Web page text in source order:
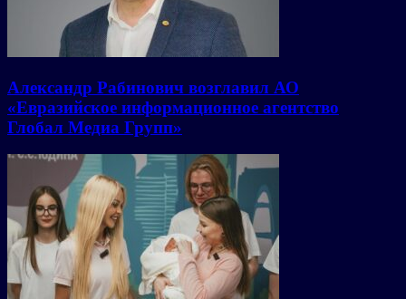
Александр Рабинович возглавил АО
«Евразийское информационное агентство
Глобал Медиа Групп»